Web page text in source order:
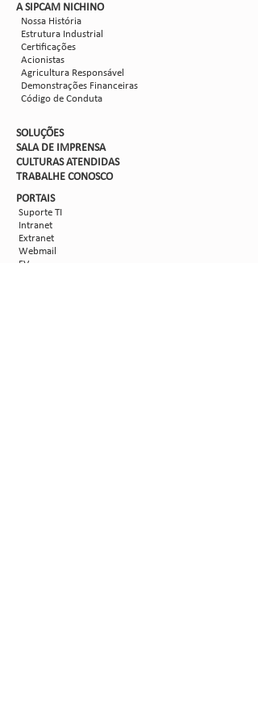
​A SIPCAM NICHINO
Nossa História
Estrutura Industrial
Certificações
Acionistas
Agricultura Responsável
Demonstrações Financeiras
Código de Conduta
SOLUÇÕES
SALA DE IMPRENSA
CULTURAS ATENDIDAS
TRABALHE CONOSCO
PORTAIS
Suporte TI
Intranet
Extranet
Webmail
FV